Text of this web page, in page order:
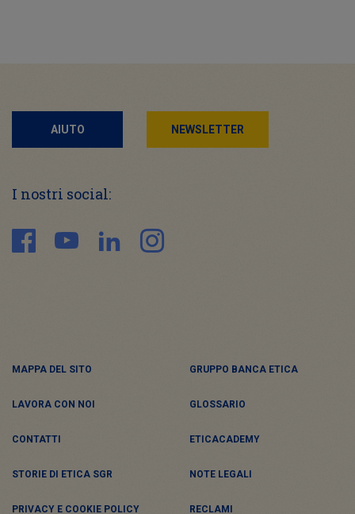
AIUTO NEWSLETTER
I nostri social:
MAPPA DEL SITO GRUPPO BANCA ETICA
LAVORA CON NOI GLOSSARIO
CONTATTI ETICACADEMY
STORIE DI ETICA SGR NOTE LEGALI
PRIVACY E COOKIE POLICY RECLAMI